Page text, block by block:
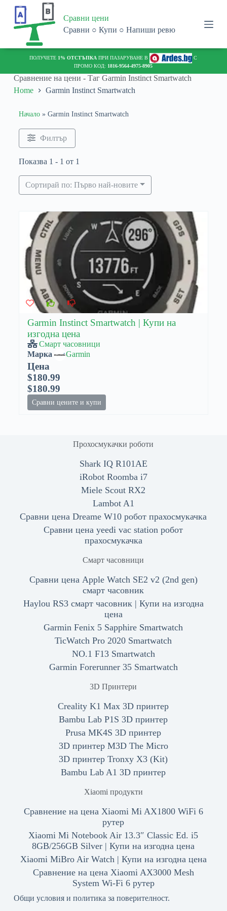
o
Сравни цени
Сравни ○ Купи ○ Напиши ревю
ПОЛУЧЕТЕ 1% ОТСТЪПКА ПРИ ПАЗАРУВАНЕ В
С
ПРОМО КОД: 1816-9564-4975-8905
Сравнение на цени - ТагGarmin Instinct Smartwatch
Home
Garmin Instinct Smartwatch
Начало» Garmin Instinct Smartwatch
Филтър
Показва 1 - 1 от 1
Сортирай по: Първо най-новите
Garmin Instinct Smartwatch | Купи на
изгодна цена
Смарт часовници
Марка
Garmin
Цена
$180.99
$180.99
Сравни цените и купи
Прохосмукачки роботи
Shark IQ R101AE
iRobot Roomba i7
Miele Scout RX2
Lambot A1
Сравни цена Dreame W10 робот прахосмукачка
Сравни цена yeedi vac station робот
прахосмукачка
Смарт часовници
Сравни цена Apple Watch SE2 v2 (2nd gen)
смарт часовник
Haylou RS3 смарт часовник | Купи на изгодна
цена
Garmin Fenix 5 Sapphire Smartwatch
TicWatch Pro 2020 Smartwatch
NO.1 F13 Smartwatch
Garmin Forerunner 35 Smartwatch
3D Принтери
Creality K1 Max 3D принтер
Bambu Lab P1S 3D принтер
Prusa MK4S 3D принтер
3D принтер M3D The Micro
3D принтер Tronxy X3 (Kit)
Bambu Lab A1 3D принтер
Xiaomi продукти
Сравнение на цена Xiaomi Mi AX1800 WiFi 6
рутер
Xiaomi Mi Notebook Air 13.3″ Classic Ed. i5
8GB/256GB Silver | Купи на изгодна цена
Xiaomi MiBro Air Watch | Купи на изгодна цена
Сравнение на цена Xiaomi AX3000 Mesh
System Wi-Fi 6 рутер
Общи условия и политика за поверителност.